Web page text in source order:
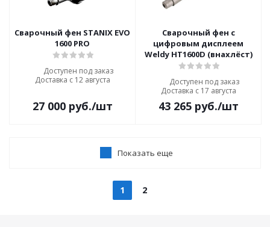
Сварочный фен STANIX EVO
1600 PRO
Доступен под заказ
Доставка с 12 августа
27 000руб./шт
Сварочный фен с
цифровым дисплеем
Weldy HT1600D (внахлёст)
Доступен под заказ
Доставка с 17 августа
43 265руб./шт
Показать еще
1 2